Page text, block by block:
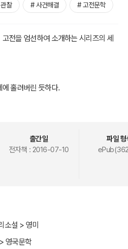
찰 # 사건해결 # 고전문학
전을 엄선하여 소개하는 시리즈의 세
홀려버린 듯하다.
출간일
전자책 : 2016-07-10
파일 형
소설 > 영미
영국문학